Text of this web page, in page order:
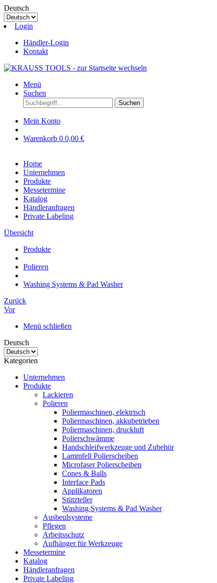
Deutsch
Login
Händler-Login
Kontakt
Menü
Suchen
Suchen
Mein Konto
Warenkorb 0 0,00 €
Home
Unternehmen
Produkte
Messetermine
Katalog
Händleranfragen
Private Labeling
Übersicht
Produkte
Polieren
Washing Systems & Pad Washer
Zurück
Vor
Menü schließen
Deutsch
Kategorien
Unternehmen
Produkte
Lackieren
Polieren
Poliermaschinen, elektrisch
Poliermaschinen, akkubetrieben
Poliermaschinen, druckluft
Polierschwämme
Handschleifwerkzeuge und Zubehör
Lammfell Polierscheiben
Microfaser Polierscheiben
Cones & Balls
Interface Pads
Applikatoren
Stützteller
Washing Systems & Pad Washer
Ausbeulsysteme
Pflegen
Arbeitsschutz
Aufhänger für Werkzeuge
Messetermine
Katalog
Händleranfragen
Private Labeling